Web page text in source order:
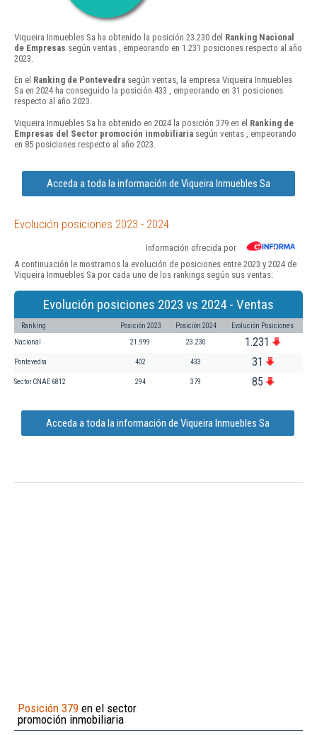
Viqueira Inmuebles Sa ha obtenido la posición 23.230 del Ranking Nacional
de Empresas según ventas , empeorando en 1.231 posiciones respecto al año
2023.
En el Ranking de Pontevedra según ventas, la empresa Viqueira Inmuebles
Sa en 2024 ha conseguido la posición 433 , empeorando en 31 posiciones
respecto al año 2023.
Viqueira Inmuebles Sa ha obtenido en 2024 la posición 379 en el Ranking de
Empresas del Sector promoción inmobiliaria según ventas , empeorando
en 85 posiciones respecto al año 2023.
Acceda a toda la información de Viqueira Inmuebles Sa
Evolución posiciones 2023 - 2024
Información ofrecida por
A continuación le mostramos la evolución de posiciones entre 2023 y 2024 de
Viqueira Inmuebles Sa por cada uno de los rankings según sus ventas:
Evolución posiciones 2023 vs 2024 - Ventas
Ranking Posición 2023 Posición 2024 Evolución Posiciones
Nacional 21.999 23.230 1.231
Pontevedra 402 433 31
Sector CNAE 6812 294 379 85
Acceda a toda la información de Viqueira Inmuebles Sa
Posición 379 en el sector
promoción inmobiliaria